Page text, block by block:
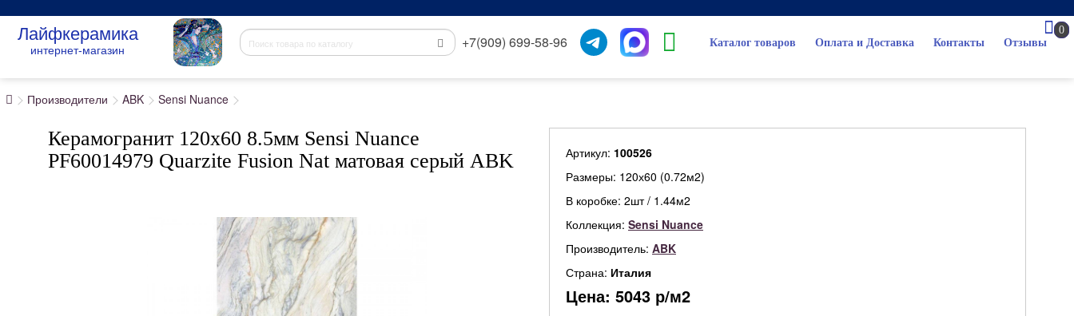
Лайфкерамика
интернет-магазин +7(909) 699-58-96 Каталог товаров Оплата и Доставка Контакты Отзывы
0
Производители ABK Sensi Nuance
Керамогранит 120x60 8.5мм Sensi Nuance
PF60014979 Quarzite Fusion Nat матовая серый ABK
Артикул: 100526
Размеры: 120х60 (0.72м2)
В коробке: 2шт / 1.44м2
Коллекция: Sensi Nuance
Производитель: ABK
Страна: Италия
Цена: 5043 р/м2